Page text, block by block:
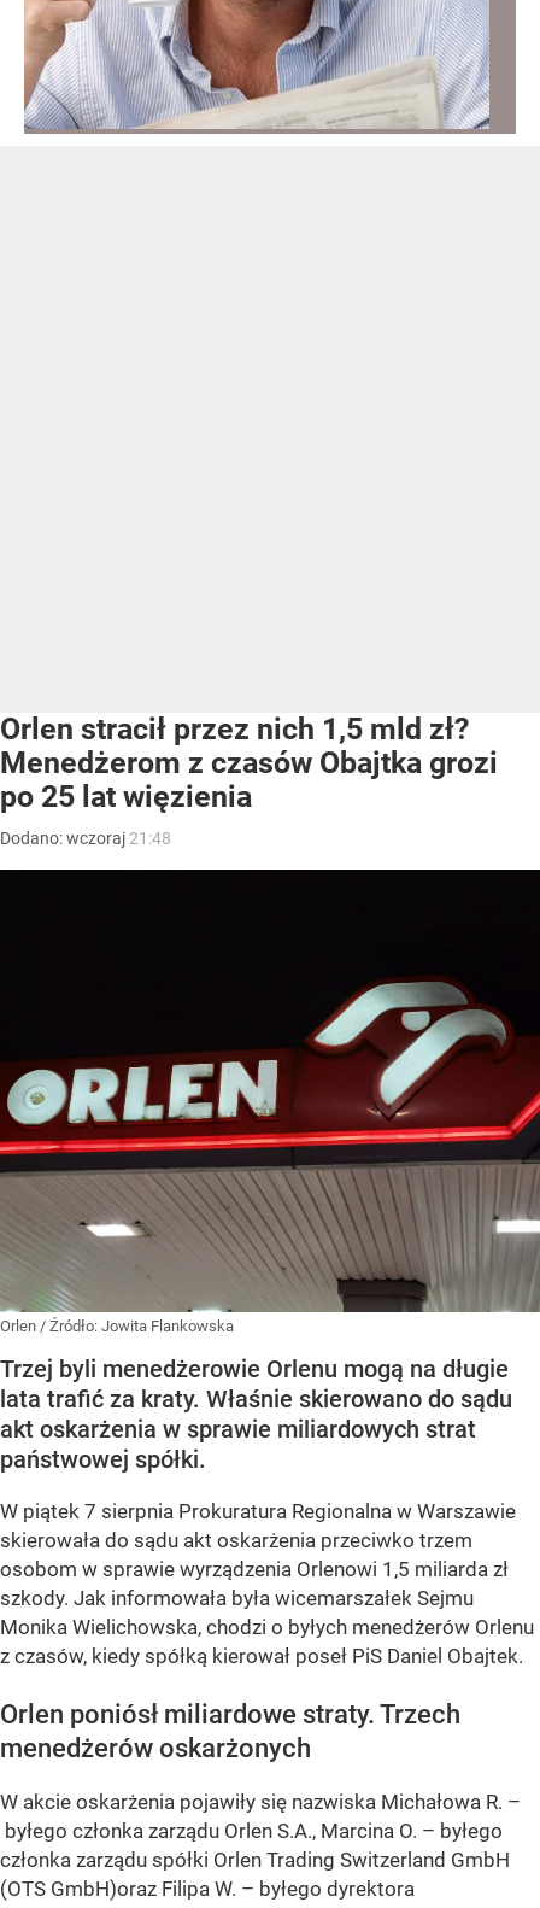
Orlen stracił przez nich 1,5 mld zł?
Menedżerom z czasów Obajtka grozi
po 25 lat więzienia
Dodano:wczoraj 21:48
Orlen / Źródło: Jowita Flankowska
Trzej byli menedżerowie Orlenu mogą na długie
lata trafić za kraty. Właśnie skierowano do sądu
akt oskarżenia w sprawie miliardowych strat
państwowej spółki.
W piątek 7 sierpnia Prokuratura Regionalna w Warszawie
skierowała do sądu akt oskarżenia przeciwko trzem
osobom w sprawie wyrządzenia Orlenowi 1,5 miliarda zł
szkody. Jak informowała była wicemarszałek Sejmu
Monika Wielichowska, chodzi o byłych menedżerów Orlenu
z czasów, kiedy spółką kierował poseł PiS Daniel Obajtek.
Orlen poniósł miliardowe straty. Trzech
menedżerów oskarżonych
W akcie oskarżenia pojawiły się nazwiska Michałowa R. –
byłego członka zarządu Orlen S.A., Marcina O. – byłego
członka zarządu spółki Orlen Trading Switzerland GmbH
(OTS GmbH)oraz Filipa W. – byłego dyrektora